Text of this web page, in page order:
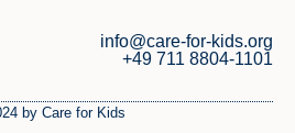
info@care-for-kids.org
+49 711 8804-1101
by Care for Kids